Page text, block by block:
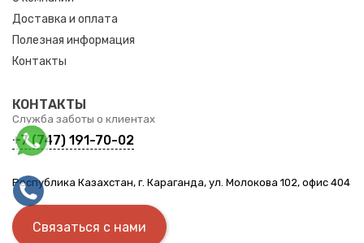
Доставка и оплата
Полезная информация
Контакты
КОНТАКТЫ
Служба заботы о клиентах
+7 (747) 191-70-02
Республика Казахстан, г. Караганда, ул. Молокова 102, офис 404
Связаться с нами